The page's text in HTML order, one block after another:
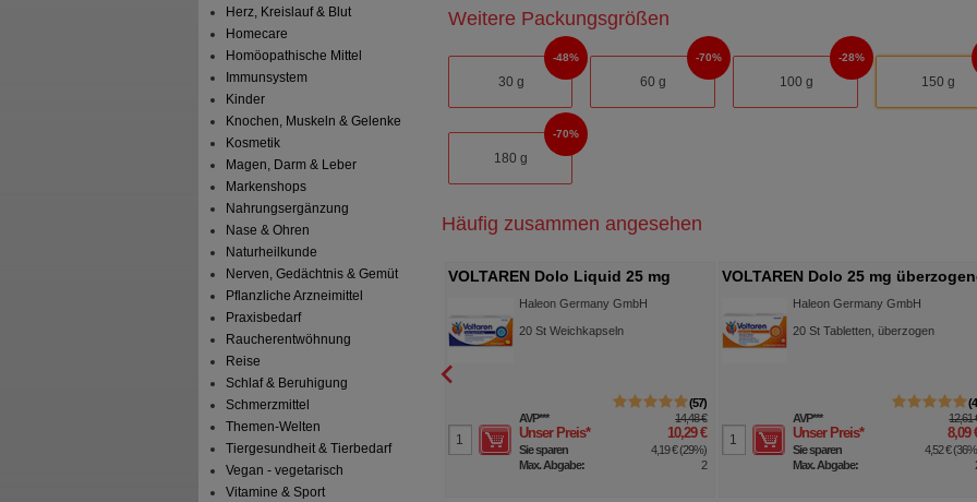
Herz, Kreislauf & Blut
Homecare
Homöopathische Mittel
Immunsystem
Kinder
Knochen, Muskeln & Gelenke
Kosmetik
Magen, Darm & Leber
Markenshops
Nahrungsergänzung
Nase & Ohren
Naturheilkunde
Nerven, Gedächtnis & Gemüt
Pflanzliche Arzneimittel
Praxisbedarf
Raucherentwöhnung
Reise
Schlaf & Beruhigung
Schmerzmittel
Themen-Welten
Tiergesundheit & Tierbedarf
Vegan - vegetarisch
Vitamine & Sport
Weitere Packungsgrößen
30 g
48%
60 g
70%
100 g
28%
150 g
180 g
70%
Häufig zusammen angesehen
VOLTAREN Schmerzgel forte 23,2
Haleon Germany GmbH
Unser Preis*
Sie sparen 9,63 €
Grundpreis
Max. Abgabe:
VOLTAREN Dolo Liquid 25 mg
WeichkapselnHaleon Germany GmbH
20 St Weichkapseln
57
AVP*** 14,48 €
Unser Preis* 10,29 €
Sie sparen 4,19 €(29%)
Max. Abgabe:
2
VOLTAREN Dolo 25 mg
Haleon Germany GmbH
20 St Tabletten, überzogen
4
AVP*** 12,61
Unser Preis* 8,09
Sie sparen 4,52 €(36%
Max. Abgabe: